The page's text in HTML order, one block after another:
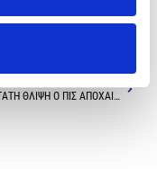
ΜΕ ΒΑΘΥΤΑΤΗ ΘΛΙΨΗ Ο ΠΙΣ ΑΠΟΧΑΙΡΕΤΑ ΤON ΕΚΛΕΚΤO ΣΥΝΑΔΕΛΦΟ ΨΥΧΙΑΤΡΟ ΔΗΜΗΤΡΗ ΘΕΟΚΛΗΤΟΥ